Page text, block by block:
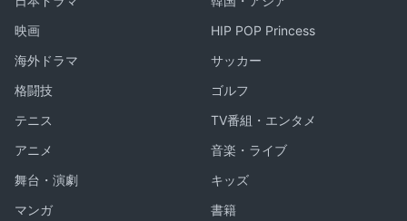
映画
HIP POP Princess
海外ドラマ
サッカー
格闘技
ゴルフ
テニス
TV番組・エンタメ
アニメ
音楽・ライブ
舞台・演劇
キッズ
マンガ
書籍